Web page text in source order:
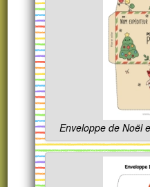
Enveloppe de Noël